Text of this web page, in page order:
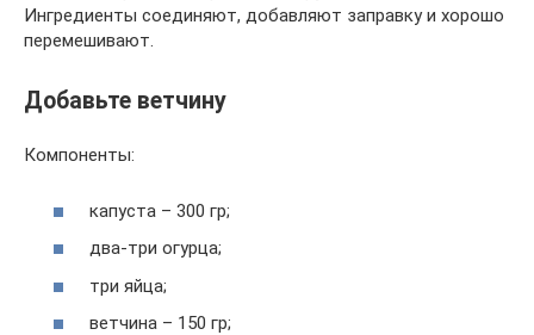
Ингредиенты соединяют, добавляют заправку и хорошо
перемешивают.
Добавьте ветчину
Компоненты:
капуста – 300 гр;
два-три огурца;
три яйца;
ветчина – 150 гр;